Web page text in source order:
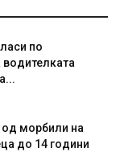
по
водителката
од морбили на
до 14 години